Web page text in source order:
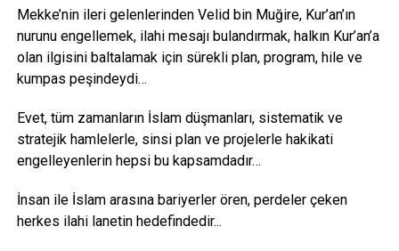
Mekke’nin ileri gelenlerinden Velid bin Muğire, Kur’an’ın
nurunu engellemek, ilahi mesajı bulandırmak, halkın Kur’an’a
olan ilgisini baltalamak için sürekli plan, program, hile ve
kumpas peşindeydi…
Evet, tüm zamanların İslam düşmanları, sistematik ve
stratejik hamlelerle, sinsi plan ve projelerle hakikati
engelleyenlerin hepsi bu kapsamdadır…
İnsan ile İslam arasına bariyerler ören, perdeler çeken
herkes ilahi lanetin hedefindedir...